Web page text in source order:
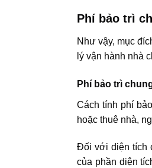
Phí bảo trì
Như vậy, mục
lý vận hành nhà
Phí bảo trì
Cách tính phí
hoặc thuê nhà,
Đối với diện tích
của phần diện